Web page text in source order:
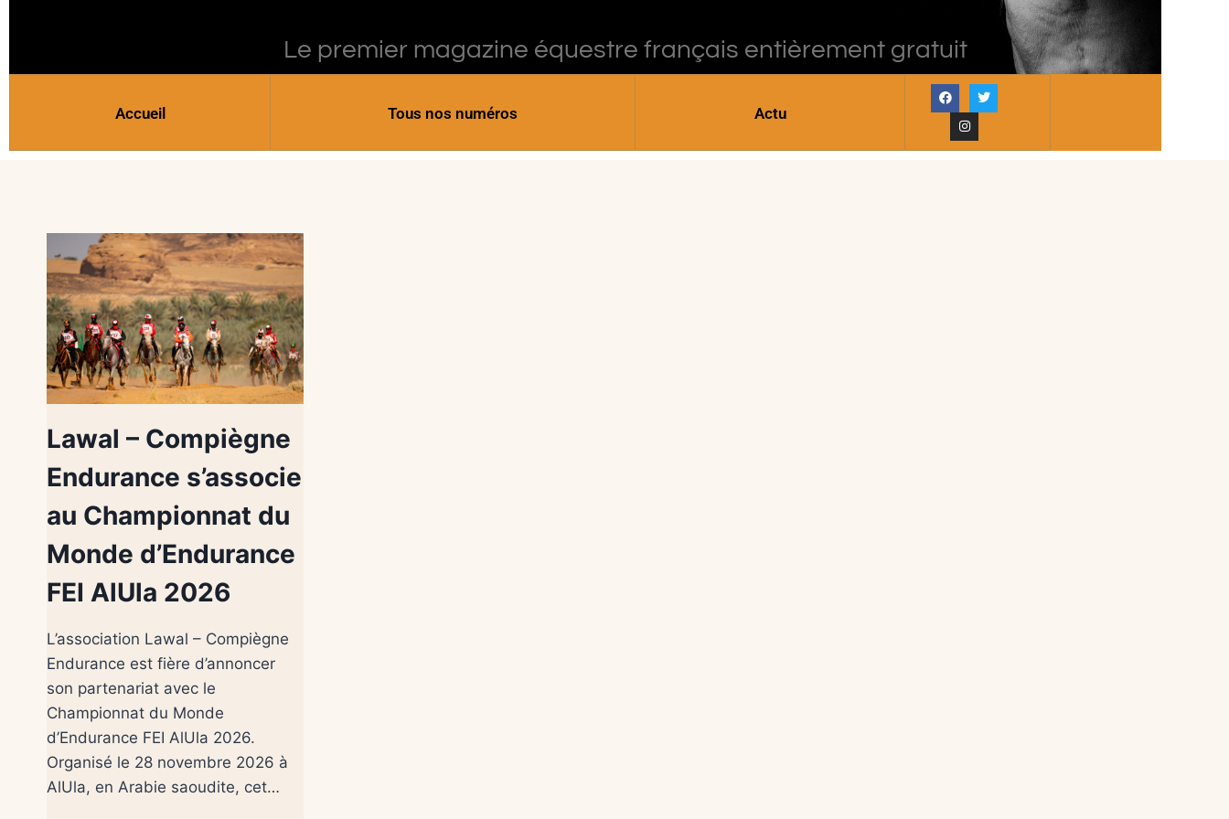
Le premier magazine équestre français entièrement gratuit
Accueil Tous nos numéros Actu
Lawal – Compiègne
Endurance s’associe
au Championnat du
Monde d’Endurance
FEI AlUla 2026
L’association Lawal – Compiègne
Endurance est fière d’annoncer
son partenariat avec le
Championnat du Monde
d’Endurance FEI AlUla 2026.
Organisé le 28 novembre 2026 à
AlUla, en Arabie saoudite, cet…